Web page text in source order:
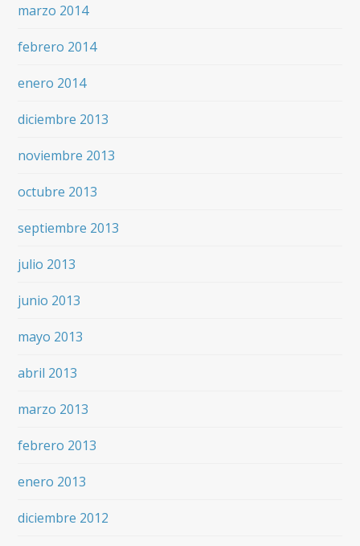
marzo 2014
febrero 2014
enero 2014
diciembre 2013
noviembre 2013
octubre 2013
septiembre 2013
julio 2013
junio 2013
mayo 2013
abril 2013
marzo 2013
febrero 2013
enero 2013
diciembre 2012